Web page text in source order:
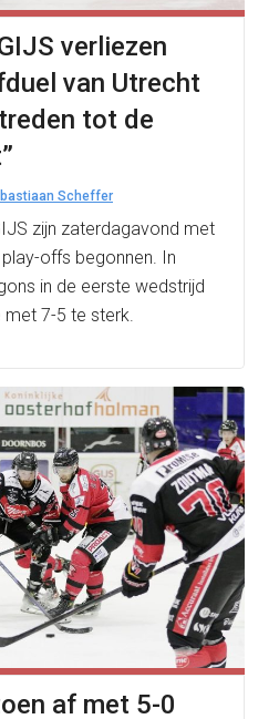
verliezen
van Utrecht
tot de
Scheffer
zijn zaterdagavond met
offs begonnen. In
in de eerste wedstrijd
7-5 te sterk.
af met 5-0